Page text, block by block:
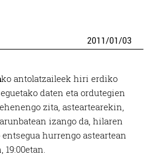
2011/01/03
ko antolatzaileek hiri erdiko
daten eta ordutegien
zita, asteartearekin,
izango da, hilaren
entsegua hurrengo asteartean